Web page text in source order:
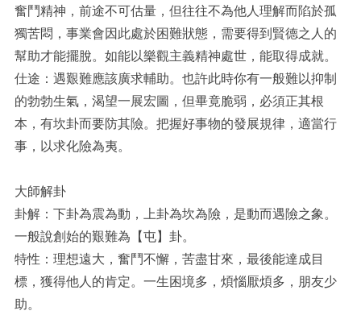
奮鬥精神，前途不可估量，但往往不為他人理解而陷於孤
獨苦悶，事業會因此處於困難狀態，需要得到賢德之人的
幫助才能擺脫。如能以樂觀主義精神處世，能取得成就。
仕途：遇艱難應該廣求輔助。也許此時你有一般難以抑制
的勃勃生氣，渴望一展宏圖，但畢竟脆弱，必須正其根
本，有坎卦而要防其險。把握好事物的發展規律，適當行
事，以求化險為夷。
大師解卦
卦解：下卦為震為動，上卦為坎為險，是動而遇險之象。
一般說創始的艱難為【屯】卦。
特性：理想遠大，奮鬥不懈，苦盡甘來，最後能達成目
標，獲得他人的肯定。一生困境多，煩惱厭煩多，朋友少
助。